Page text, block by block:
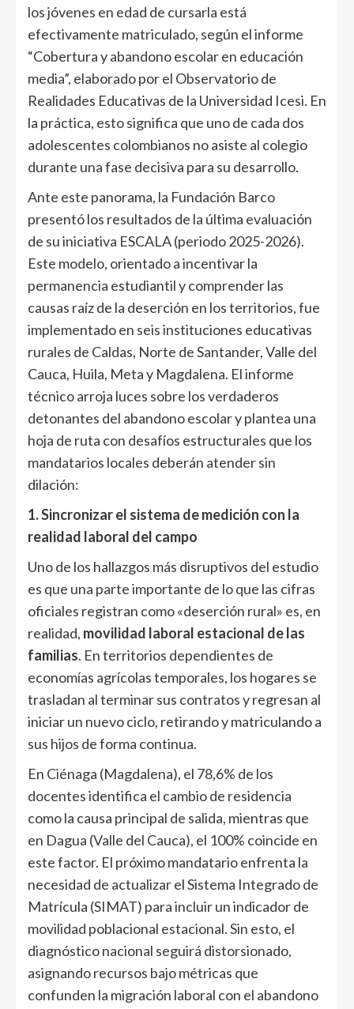
los jóvenes en edad de cursarla está
efectivamente matriculado, según el informe
“Cobertura y abandono escolar en educación
media”, elaborado por el Observatorio de
Realidades Educativas de la Universidad Icesi. En
la práctica, esto significa que uno de cada dos
adolescentes colombianos no asiste al colegio
durante una fase decisiva para su desarrollo.
Ante este panorama, la Fundación Barco
presentó los resultados de la última evaluación
de su iniciativa ESCALA (periodo 2025-2026).
Este modelo, orientado a incentivar la
permanencia estudiantil y comprender las
causas raíz de la deserción en los territorios, fue
implementado en seis instituciones educativas
rurales de Caldas, Norte de Santander, Valle del
Cauca, Huila, Meta y Magdalena. El informe
técnico arroja luces sobre los verdaderos
detonantes del abandono escolar y plantea una
hoja de ruta con desafíos estructurales que los
mandatarios locales deberán atender sin
dilación:
1. Sincronizar el sistema de medición con la
realidad laboral del campo
Uno de los hallazgos más disruptivos del estudio
es que una parte importante de lo que las cifras
oficiales registran como «deserción rural» es, en
realidad, movilidad laboral estacional de las
familias. En territorios dependientes de
economías agrícolas temporales, los hogares se
trasladan al terminar sus contratos y regresan al
iniciar un nuevo ciclo, retirando y matriculando a
sus hijos de forma continua.
En Ciénaga (Magdalena), el 78,6% de los
docentes identifica el cambio de residencia
como la causa principal de salida, mientras que
en Dagua (Valle del Cauca), el 100% coincide en
este factor. El próximo mandatario enfrenta la
necesidad de actualizar el Sistema Integrado de
Matrícula (SIMAT) para incluir un indicador de
movilidad poblacional estacional. Sin esto, el
diagnóstico nacional seguirá distorsionado,
asignando recursos bajo métricas que
confunden la migración laboral con el abandono